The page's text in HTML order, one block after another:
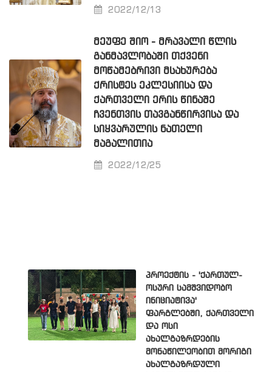
2022/12/13
ᲛᲔᲣᲤᲔ ᲨᲘᲝ - ᲛᲠᲐᲕᲐᲚᲘ ᲬᲚᲘᲡ
ᲒᲐᲜᲛᲐᲕᲚᲝᲑᲐᲨᲘ ᲗᲥᲕᲔᲜᲘ
ᲛᲝᲬᲐᲛᲔᲑᲠᲘᲕᲘ ᲛᲡᲐᲮᲣᲠᲔᲑᲐ
ᲥᲠᲘᲡᲢᲔᲡ ᲔᲙᲚᲔᲡᲘᲘᲡᲐ ᲓᲐ
ᲥᲐᲠᲗᲕᲔᲚᲘ ᲔᲠᲘᲡ ᲬᲘᲜᲐᲨᲔ
ᲩᲕᲔᲜᲗᲕᲘᲡ ᲗᲐᲕᲒᲐᲜᲬᲘᲠᲕᲘᲡᲐ ᲓᲐ
ᲡᲘᲧᲕᲐᲠᲣᲚᲘᲡ ᲜᲐᲗᲔᲚᲘ
ᲛᲐᲒᲐᲚᲘᲗᲘᲐ
2022/12/25
პროექტის - 'ქართულ-
ოსური სამშვიდობო
ინიციატივა'
ფარგლებში, ქართველი
და ოსი
ახალგაზრდების
მონაწილეობით მორიგი
ახალგაზრდული